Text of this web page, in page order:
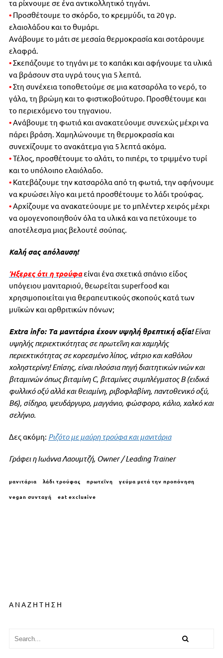
τα ρίχνουμε σε ένα αντικολλητικό τηγάνι.
•Προσθέτουμε το σκόρδο, το κρεμμύδι, τα 20 γρ.
ελαιολάδου και το θυμάρι.
Ανάβουμε το μάτι σε μεσαία θερμοκρασία και σοτάρουμε
ελαφρά.
•Σκεπάζουμε το τηγάνι με το καπάκι και αφήνουμε τα υλικά
να βράσουν στα υγρά τους για 5 λεπτά.
•Στη συνέχεια τοποθετούμε σε μια κατσαρόλα το νερό, το
γάλα, τη βρώμη και το φιστικοβούτυρο. Προσθέτουμε και
το περιεχόμενο του τηγανιου.
•Ανάβουμε τη φωτιά και ανακατεύουμε συνεχώς μέχρι να
πάρει βράση. Χαμηλώνουμε τη θερμοκρασία και
συνεχίζουμε το ανακάτεμα για 5 λεπτά ακόμα.
•Τέλος, προσθέτουμε το αλάτι, το πιπέρι, το τριμμένο τυρί
και το υπόλοιπο ελαιόλαδο.
•Κατεβάζουμε την κατσαρόλα από τη φωτιά, την αφήνουμε
να κρυώσει λίγο και μετά προσθέτουμε το λάδι τρούφας.
•Αρχίζουμε να ανακατεύουμε με το μπλέντερ χειρός μέχρι
να ομογενοποιηθούν όλα τα υλικά και να πετύχουμε το
αποτέλεσμα μιας βελουτέ σούπας.
Καλή σας απόλαυση!
Ήξερες ότι η τρούφαείναι ένα σχετικά σπάνιο είδος
υπόγειου μανιταριού, θεωρείται superfood και
χρησιμοποιείται για θεραπευτικούς σκοπούς κατά των
μυϊκών και αρθριτικών πόνων;
Extra info: Tα μανιτάρια έχουν υψηλή θρεπτική αξία! Είναι
υψηλής περιεκτικότητας σε πρωτεΐνη και χαμηλής
περιεκτικότητας σε κορεσμένο λίπος, νάτριο και καθόλου
χοληστερίνη! Επίσης, είναι πλούσια πηγή διαιτητικών ινών και
βιταμινών όπως βιταμίνη C, βιταμίνες συμπλέγματος Β (ειδικά
φυλλικό οξύ αλλά και θειαμίνη, ριβοφλαβίνη, παντοθενικό οξύ,
Β6), σίδηρο, ψευδάργυρο, μαγγάνιο, φώσφορο, κάλιο, χαλκό και
σελήνιο.
Δες ακόμη: Ριζότο με μαύρη τρούφα και μανιτάρια
Γράφει η Ιωάννα Λαουμτζή, Owner / Leading Trainer
μανιτάρια λάδι τρούφας πρωτεΐνη γεύμα μετά την προπόνηση
vegan συνταγή eat exclusive
ΑΝΑΖΗΤΗΣΗ